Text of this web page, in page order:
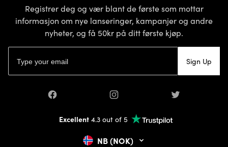
Registrer deg og vær blant de første som mottar
informasjon om nye lanseringer, kampanjer og andre
nyheter, og få 50kr på ditt første kjøp.
Sign Up
Facebook Instagram Twitter
Excellent4.3 out of 5
NB (NOK)